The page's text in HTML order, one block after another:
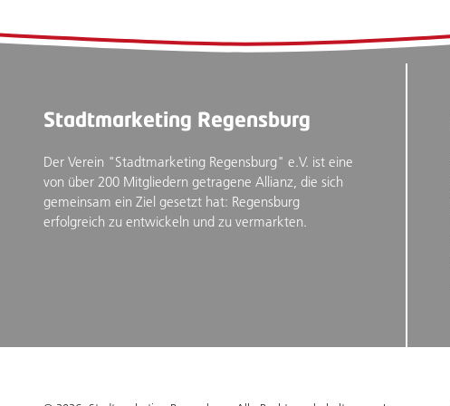
Stadtmarketing Regensburg
Der Verein "Stadtmarketing Regensburg" e.V. ist eine
von über 200 Mitgliedern getragene Allianz, die sich
gemeinsam ein Ziel gesetzt hat: Regensburg
erfolgreich zu entwickeln und zu vermarkten.